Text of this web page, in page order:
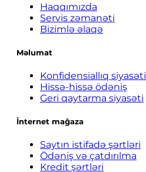
Haqqımızda
Servis zəmanəti
Bizimlə əlaqə
Məlumat
Konfidensiallıq siyasəti
Hissə-hissə ödəniş
Geri qaytarma siyasəti
İnternet mağaza
Saytın istifadə şərtləri
Ödəniş və çatdırılma
Kredit şərtləri